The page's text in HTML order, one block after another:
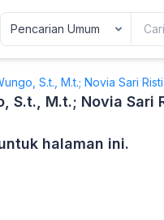
S.t., M.t.; Novia Sari
S.t., M.t.; Novia Sari
halaman ini.